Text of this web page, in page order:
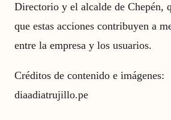
Directorio y el alcalde de Chepén,
que estas acciones contribuyen a
entre la empresa y los usuarios.
Créditos de contenido e imágenes:
diaadiatrujillo.pe